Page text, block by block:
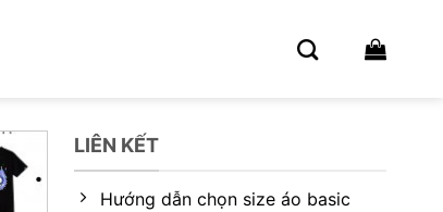
LIÊN KẾT
Hướng dẫn chọn size áo basic